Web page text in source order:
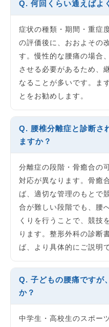
Q. 何回くらい通えばよ
症状の種類・期間・重症
の評価後に、おおよその
す。慢性的な腰痛の場合
させる必要があるため、
なることが多いです。ま
とをお勧めします。
Q. 腰椎分離症と診断さ
ますか？
分離症の段階・骨癒合の
対応が異なります。骨癒
ば、適切な管理のもとで
合が難しい段階でも、腰
くりを行うことで、競技
ります。整形外科の診断
ば、より具体的にご説明
Q. 子どもの腰痛ですが
か？
中学生・高校生のスポー